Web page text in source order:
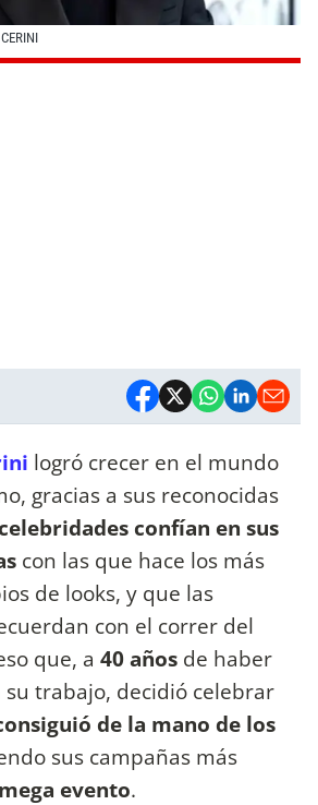
logró crecer en el mundo
gracias a sus reconocidas
celebridades confían en sus
con las que hace los más
de looks, y que las
con el correr del
que, a 40 años de haber
su trabajo, decidió celebrar
de la mano de los
sus campañas más
mega evento.